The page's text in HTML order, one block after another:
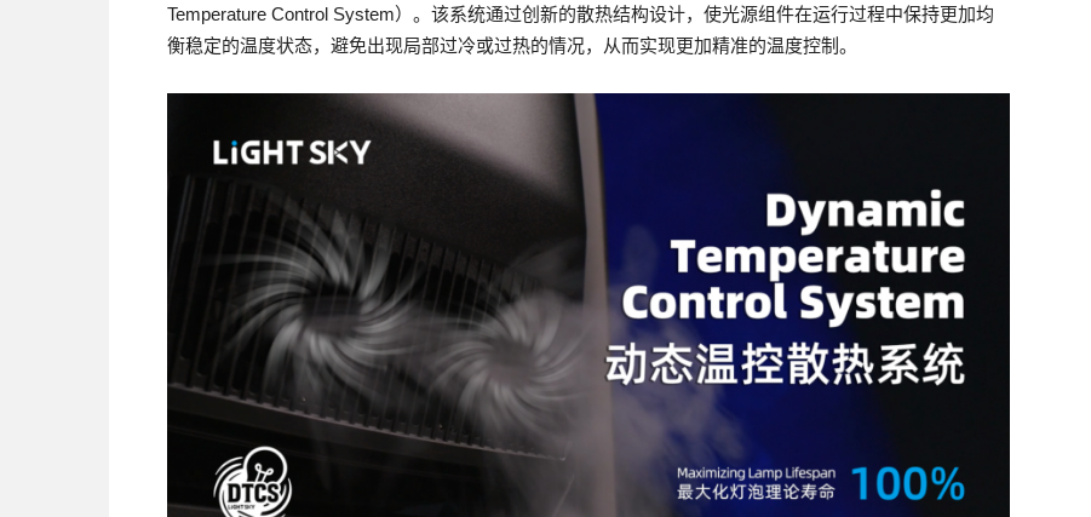
Temperature Control System）。该系统通过创新的散热结构设计，使光源组件在运行过程中保持更加均
衡稳定的温度状态，避免出现局部过冷或过热的情况，从而实现更加精准的温度控制。